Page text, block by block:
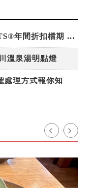
把握日本PREMIUM OUTLETS®年間折扣檔期 越買越划算
溫泉湯明點燈
處理方式報你知